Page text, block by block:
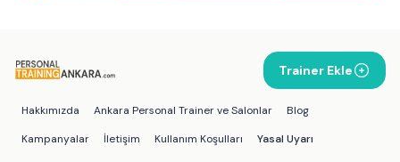
Trainer Ekle
Hakkımızda Ankara Personal Trainer ve Salonlar
Blog
Kampanyalar
İletişim Kullanım Koşulları
Yasal Uyarı